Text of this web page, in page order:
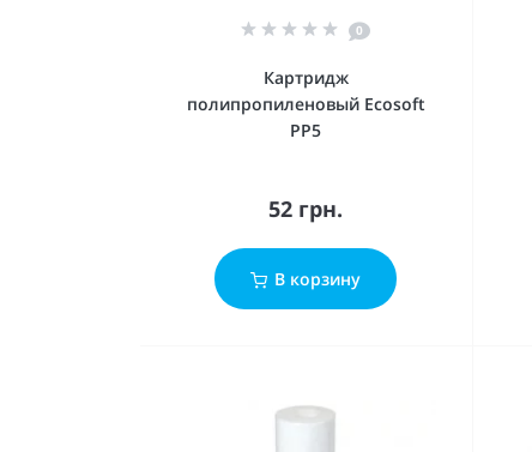
0
Картридж
полипропиленовый Ecosoft
PP5
52 грн.
В корзину